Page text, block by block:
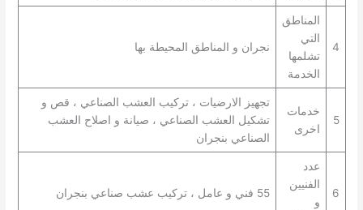
4
المناطق
التي
تشلمها
الخدمة
نجران و المناطق المحيطة بها
5
خدمات
اخرى
تجهيز الارضيات ، تركيب العشب الصناعي ، قص و
تشكيل العشب الصناعي ، صيانة و اصلاح العشب
الصناعي بنجران
6
عدد
الفنيين
و
55 فني و عامل ، تركيب عشب صناعي بنجران